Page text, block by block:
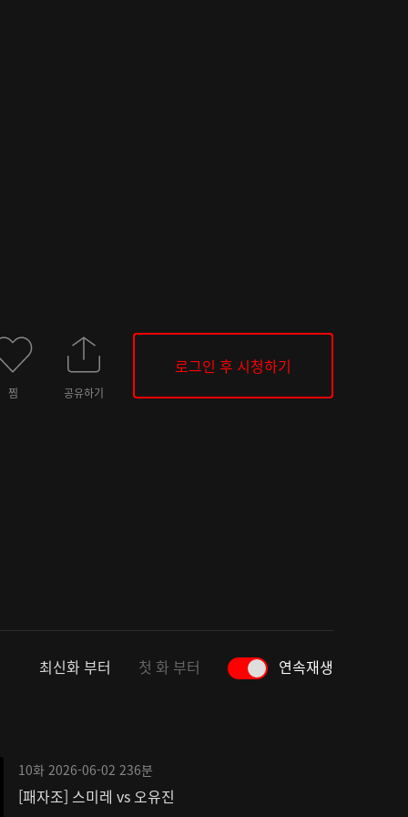
찜 공유하기
로그인 후 시청하기
최신화 부터 첫 화 부터 연속재생
10화 2026-06-02 236분
[패자조] 스미레 vs 오유진